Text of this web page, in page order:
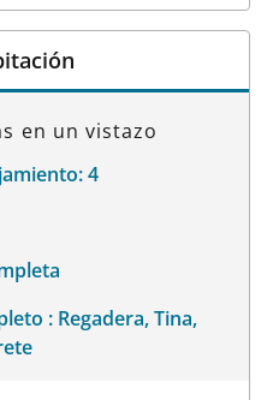
en un vistazo
4
: Regadera, Tina,